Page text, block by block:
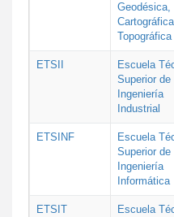
Geodésica,
Topográfica
ETSII
Escuela
Superior de
Ingeniería
Industrial
ETSINF
Escuela
Superior de
Ingeniería
Informática
ETSIT
Escuela